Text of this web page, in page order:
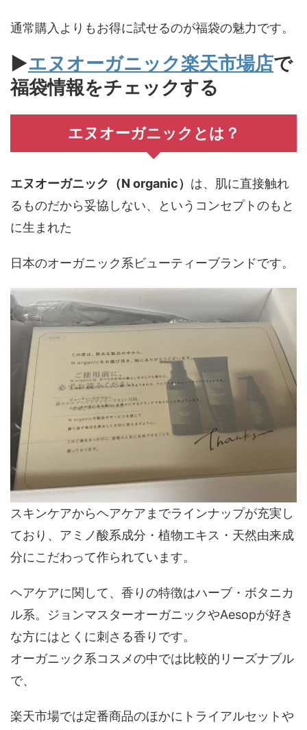
シャンプー・トリートメント・頭皮美容液・スカル
プブラシ2本という充実のセット内容。
通常購入よりもお得に試せるのが福袋の魅力です。
▶エヌオーガニック楽天市場店で
福袋情報をチェックする
エヌオーガニックとは？
エヌオーガニック（N organic） は、肌に直接触れ
るものだから妥協しない、というコンセプトのもと
に生まれた
日本のオーガニック系ビューティーブランドです。
スキンケアからヘアケアまでラインナップが充実し
ており、アミノ酸系成分・植物エキス・天然由来成
分にこだわって作られています。
ヘアケアに関して、香りの特徴はハーブ・ボタニカ
な方にはとくに刺さる香りです。